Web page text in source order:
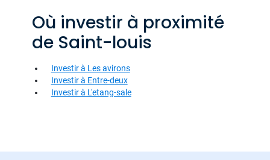
Où investir à proximité
de Saint-louis
Investir à Les avirons
Investir à Entre-deux
Investir à L'etang-sale